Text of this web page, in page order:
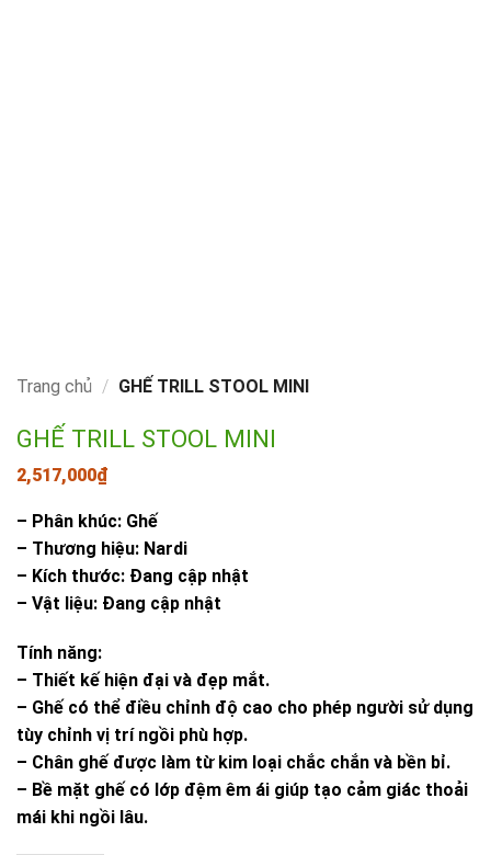
Trang chủ / GHẾ TRILL STOOL MINI
GHẾ TRILL STOOL MINI
2,517,000₫
– Phân khúc: Ghế
– Thương hiệu: Nardi
– Kích thước: Đang cập nhật
– Vật liệu: Đang cập nhật
Tính năng:
– Thiết kế hiện đại và đẹp mắt.
– Ghế có thể điều chỉnh độ cao cho phép người sử dụng
tùy chỉnh vị trí ngồi phù hợp.
– Chân ghế được làm từ kim loại chắc chắn và bền bỉ.
– Bề mặt ghế có lớp đệm êm ái giúp tạo cảm giác thoải
mái khi ngồi lâu.